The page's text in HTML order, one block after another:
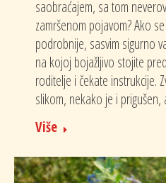
saobraćajem, sa tom
zamršenom pojavom? Ako
podrobnije, sasvim sigurno
na kojoj bojažljivo stojite
roditelje i čekate instrukcije.
slikom, nekako je i
Više